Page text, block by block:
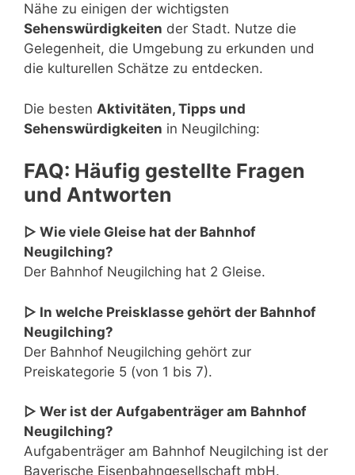
Nähe zu einigen der wichtigsten
Sehenswürdigkeiten der Stadt. Nutze die
Gelegenheit, die Umgebung zu erkunden und
die kulturellen Schätze zu entdecken.
Die besten Aktivitäten, Tipps und
Sehenswürdigkeiten in Neugilching:
FAQ: Häufig gestellte Fragen
und Antworten
▷ Wie viele Gleise hat der Bahnhof
Neugilching?
Der Bahnhof Neugilching hat 2 Gleise.
▷ In welche Preisklasse gehört der Bahnhof
Neugilching?
Der Bahnhof Neugilching gehört zur
Preiskategorie 5 (von 1 bis 7).
▷ Wer ist der Aufgabenträger am Bahnhof
Neugilching?
Aufgabenträger am Bahnhof Neugilching ist der
Bayerische Eisenbahngesellschaft mbH.